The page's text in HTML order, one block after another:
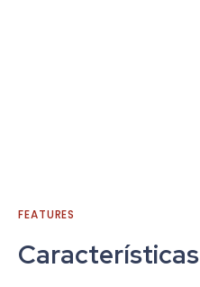
FEATURES
Características